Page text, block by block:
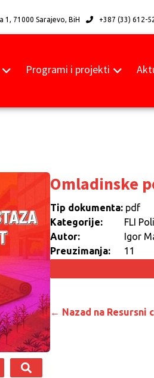
1, 71000 Sarajevo, BiH +387 (33) 612-
Programi i projekti
Omladinske
Tip dokumenta: pdf
Kategorije:
FLI
Autor:
Igor
Preuzimanja:
11
← Nazad na Resursni